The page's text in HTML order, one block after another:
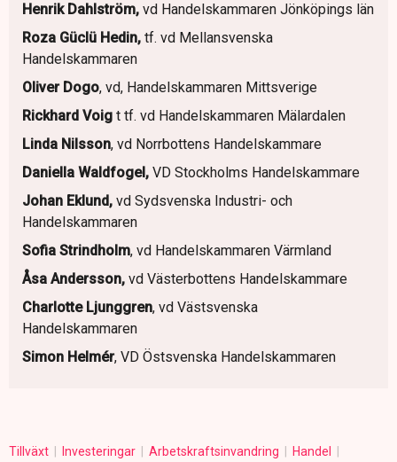
Henrik Dahlström, vd Handelskammaren Jönköpings län
Roza Güclü Hedin, tf. vd Mellansvenska
Handelskammaren
Oliver Dogo, vd, Handelskammaren Mittsverige
Rickhard Voig t tf. vd Handelskammaren Mälardalen
Linda Nilsson, vd Norrbottens Handelskammare
Daniella Waldfogel, VD Stockholms Handelskammare
Johan Eklund, vd Sydsvenska Industri- och
Handelskammaren
Sofia Strindholm, vd Handelskammaren Värmland
Åsa Andersson, vd Västerbottens Handelskammare
Charlotte Ljunggren, vd Västsvenska
Handelskammaren
Simon Helmér, VD Östsvenska Handelskammaren
Tillväxt Investeringar Arbetskraftsinvandring
Handel